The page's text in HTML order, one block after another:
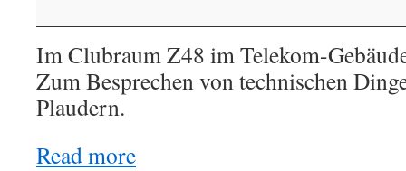
Im Clubraum Z48 im Telekom-
Zum Besprechen von technischen
Plaudern.
Read more